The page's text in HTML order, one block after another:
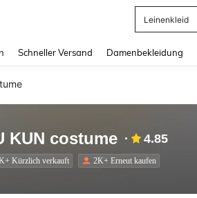
Leinenkleid
Schneller Versand Damenbekleidung
KUN costume 4.85
Kürzlich verkauft 2K+ Erneut kaufen